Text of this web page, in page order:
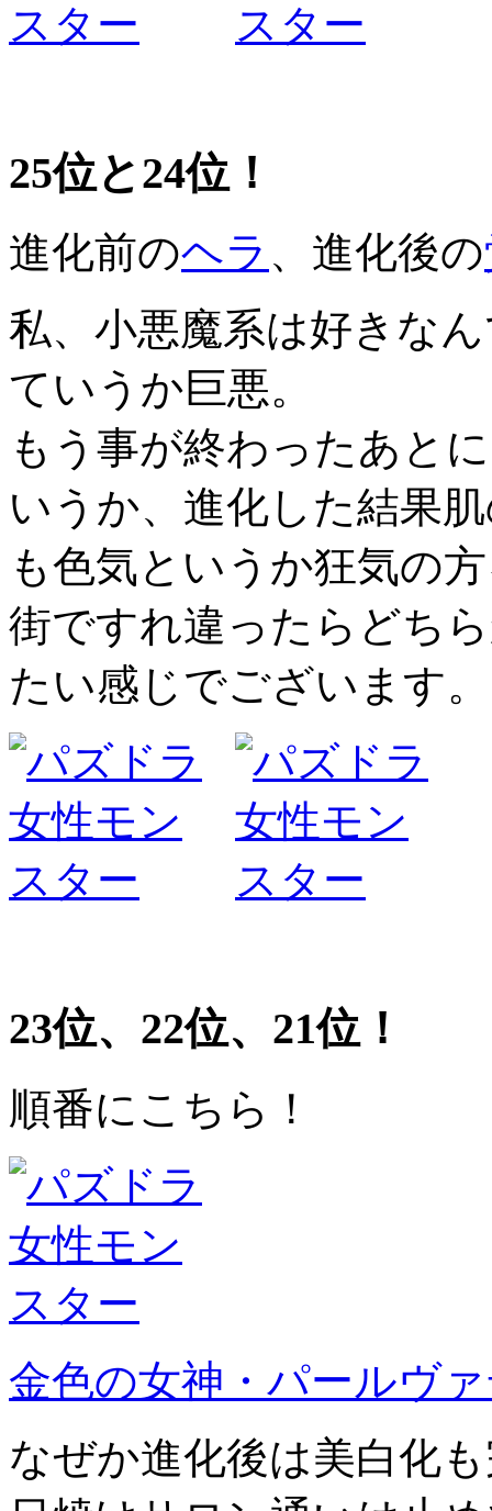
25位と24位！
進化前のヘラ 、進化後の
私、小悪魔系は好きな
ていうか巨悪。
もう事が終わったあと
いうか、進化した結果
も色気というか狂気の
街ですれ違ったらどち
たい感じでございます。
23位、22位、21位！
順番にこちら！
金色の女神・パールヴ
なぜか進化後は美白化